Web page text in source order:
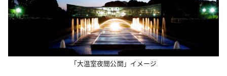
「大温室夜間公開」イメージ